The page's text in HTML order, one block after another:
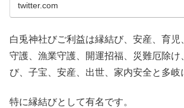
twitter.com
白兎神社びご利益は縁結び、安産、育児
守護、漁業守護、開運招福、災難厄除け
び、子宝、安産、出世、家内安全と多岐
特に縁結びとして有名です。